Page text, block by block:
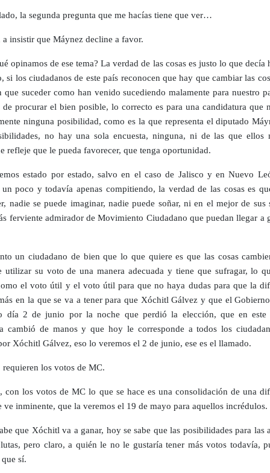
la segunda pregunta que me hacías tiene que ver…
insistir que Máynez decline a favor.
opinamos de ese tema? La verdad de las cosas es justo lo que decía
si los ciudadanos de este país reconocen que hay que cambiar las
que suceder como han venido sucediendo malamente para nuestro
de procurar el bien posible, lo correcto es para una candidatura que
ninguna posibilidad, como es la que representa el diputado
no hay una sola encuesta, ninguna, ni de las que ellos
refleje que le pueda favorecer, que tenga oportunidad.
estado por estado, salvo en el caso de Jalisco y en Nuevo
un poco y todavía apenas compitiendo, la verdad de las cosas es
nadie se puede imaginar, nadie puede soñar, ni en el mejor de sus
ferviente admirador de Movimiento Ciudadano que puedan llegar a
un ciudadano de bien que lo que quiere es que las cosas
utilizar su voto de una manera adecuada y tiene que sufragar, lo
el voto útil y el voto útil para que no haya dudas para que la
en la que se va a tener para que Xóchitl Gálvez y que el
día 2 de junio por la noche que perdió la elección, que en este
cambió de manos y que hoy le corresponde a todos los
Xóchitl Gálvez, eso lo veremos el 2 de junio, ese es el llamado.
requieren los votos de MC.
con los votos de MC lo que se hace es una consolidación de una
ve inminente, que la veremos el 19 de mayo para aquellos incrédulos.
que Xóchitl va a ganar, hoy se sabe que las posibilidades para las
pero claro, a quién le no le gustaría tener más votos todavía,
sí.